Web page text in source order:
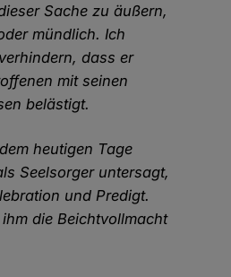
Sache zu äußern,
mündlich. Ich
dass er
mit seinen
belästigt.
heutigen Tage
Seelsorger untersagt,
und Predigt.
die Beichtvollmacht